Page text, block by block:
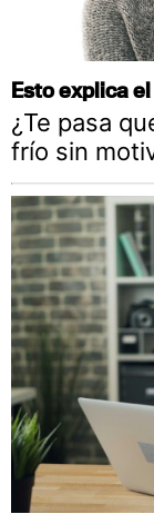
Esto explica
¿Te pasa
frío sin